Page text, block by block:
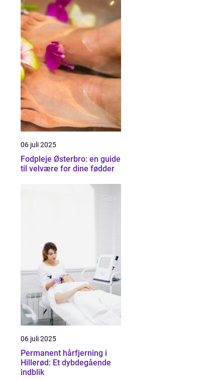
06 juli 2025
Fodpleje Østerbro: en guide
til velvære for dine fødder
06 juli 2025
Permanent hårfjerning i
Hillerød: Et dybdegående
indblik